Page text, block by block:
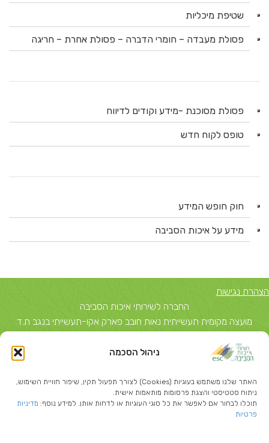
ניהול הסכמה
האתר שלנו משתמש בעוגיות (Cookies) לצורך תפעול תקין, שיפור חוויית השימוש,
ניתוח סטטיסטי והצגת פרסומות מותאמות אישית.
תוכלו לבחור אם לאפשר את כל סוגי העוגיות או לדחות אותן. למידע נוסף: מדיניות
פרטיות
שטיפת מיכליות
פסולת מעבדה – חומרי הדברה – פסולת אחרת – חריגה
פסולת מסוכנת -מידע וקודים לדיווח
טופס לקוח חדש
חוק חופש המידע
מידע על איכות הסביבה
הצהרת נגישות
החברה לשירותי איכות הסביבה
מועצה מקומית תעשייתית נאות חובב פארק אקו-תעשייתי בנגב ת.ד
יצחק שדה 40, תל אביב ת.ד 51631 תל אביב 67212 טל: 03-
5374850
info@escil.co.il